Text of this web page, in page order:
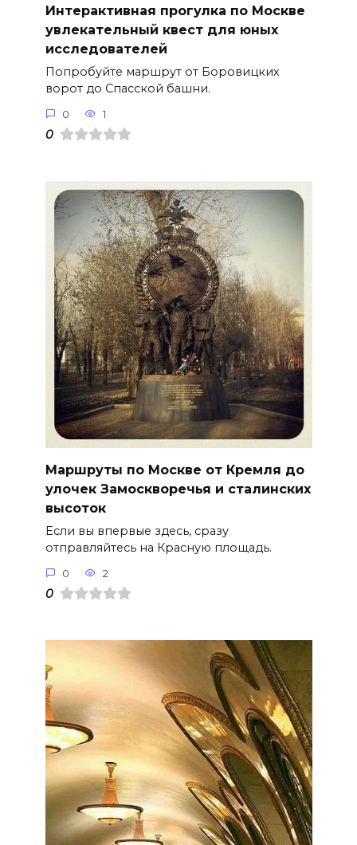
Интерактивная прогулка по Москве
увлекательный квест для юных
исследователей
Попробуйте маршрут от Боровицких
ворот до Спасской башни.
0 1
0
Маршруты по Москве от Кремля до
улочек Замоскворечья и сталинских
высоток
Если вы впервые здесь, сразу
отправляйтесь на Красную площадь.
0 2
0